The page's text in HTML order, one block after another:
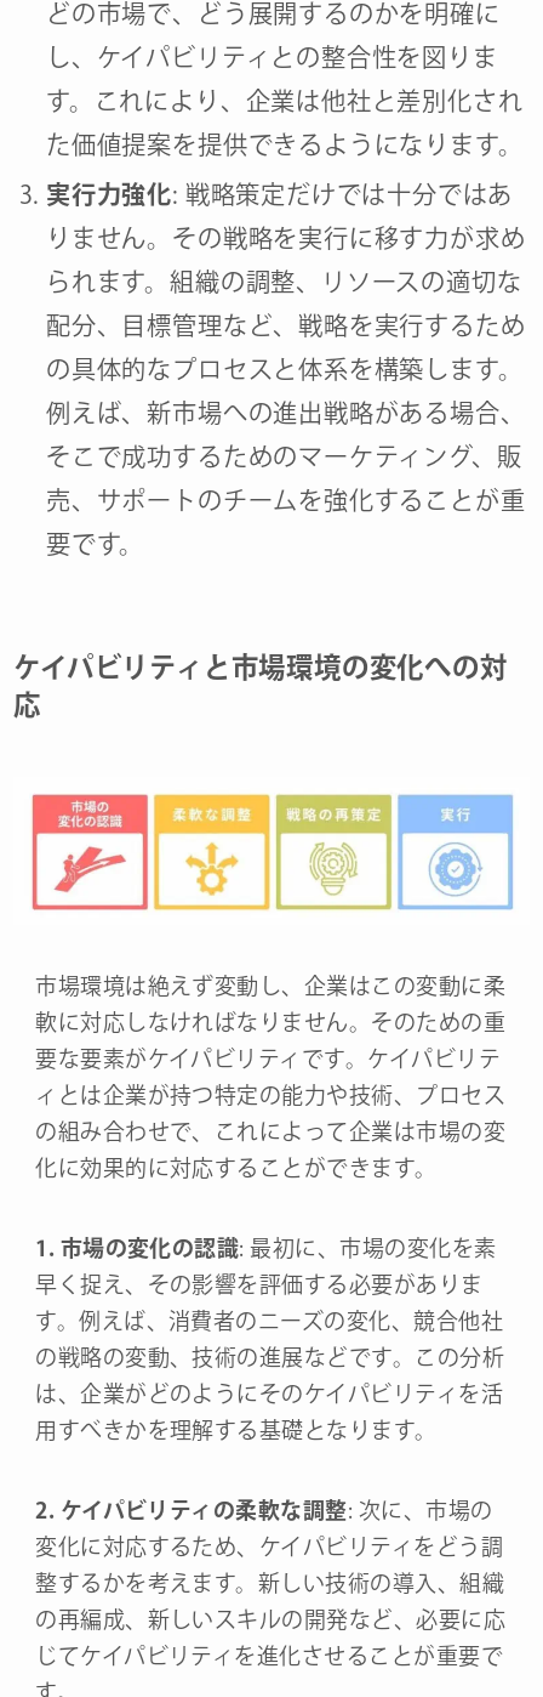
どの市場で、どう展開するのかを明確に
し、ケイパビリティとの整合性を図りま
す。これにより、企業は他社と差別化され
た価値提案を提供できるようになります。
実行力強化: 戦略策定だけでは十分ではあ
りません。その戦略を実行に移す力が求め
られます。組織の調整、リソースの適切な
配分、目標管理など、戦略を実行するため
の具体的なプロセスと体系を構築します。
例えば、新市場への進出戦略がある場合、
そこで成功するためのマーケティング、販
売、サポートのチームを強化することが重
要です。
ケイパビリティと市場環境の変化への対
応
市場環境は絶えず変動し、企業はこの変動に柔
軟に対応しなければなりません。そのための重
要な要素がケイパビリティです。ケイパビリテ
ィとは企業が持つ特定の能力や技術、プロセス
の組み合わせで、これによって企業は市場の変
化に効果的に対応することができます。
1. 市場の変化の認識: 最初に、市場の変化を素
早く捉え、その影響を評価する必要がありま
す。例えば、消費者のニーズの変化、競合他社
の戦略の変動、技術の進展などです。この分析
は、企業がどのようにそのケイパビリティを活
用すべきかを理解する基礎となります。
2. ケイパビリティの柔軟な調整: 次に、市場の
変化に対応するため、ケイパビリティをどう調
整するかを考えます。新しい技術の導入、組織
の再編成、新しいスキルの開発など、必要に応
じてケイパビリティを進化させることが重要で
す。